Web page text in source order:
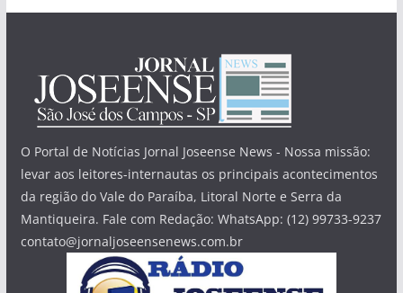
O Portal de Notícias Jornal Joseense News - Nossa missão:
levar aos leitores-internautas os principais acontecimentos
da região do Vale do Paraíba, Litoral Norte e Serra da
Mantiqueira. Fale com Redação: WhatsApp: (12) 99733-9237
contato@jornaljoseensenews.com.br